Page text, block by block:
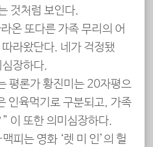
것처럼 보인다.
온 또다른 가족 무리의 어
라왔단다. 네가 걱정됐
장하다.
평론가 황진미는 20자평으
인육먹기로 구분되고, 가족
이 또한 의미심장하다.
피는 영화 ‘렛 미 인’의 헐